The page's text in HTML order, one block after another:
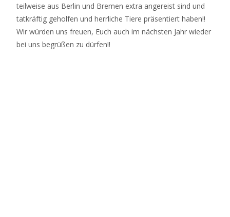
teilweise aus Berlin und Bremen extra angereist sind und
tatkräftig geholfen und herrliche Tiere präsentiert haben!!
Wir würden uns freuen, Euch auch im nächsten Jahr wieder
bei uns begrüßen zu dürfen!!